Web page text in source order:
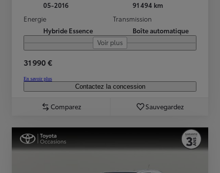
05-2016
91 494 km
Energie
Hybride Essence
Transmission
Boîte automatique
Voir plus
31 990 €
En savoir plus
Contactez la concession
Comparez Sauvegardez